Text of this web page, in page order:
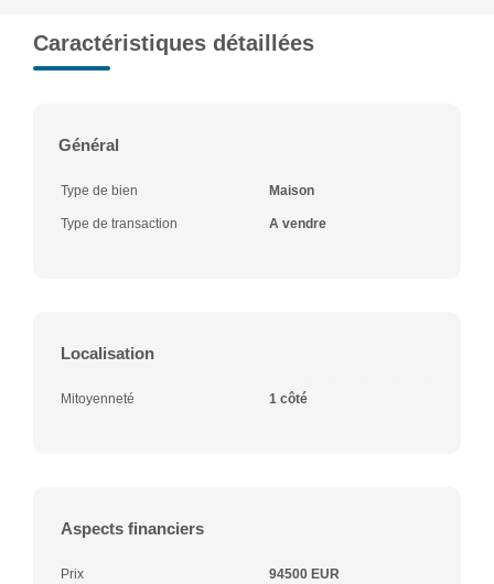
Caractéristiques détaillées
Général
Type de bien Maison
Type de transaction A vendre
Localisation
Mitoyenneté 1 côté
Aspects financiers
Prix 94500 EUR